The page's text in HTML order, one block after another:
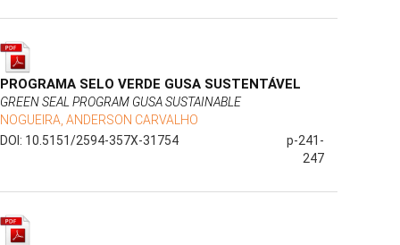
PROGRAMA SELO VERDE GUSA SUSTENTÁVEL
GREEN SEAL PROGRAM GUSA SUSTAINABLE
NOGUEIRA, ANDERSON CARVALHO
DOI: 10.5151/2594-357X-31754
p-241-
247